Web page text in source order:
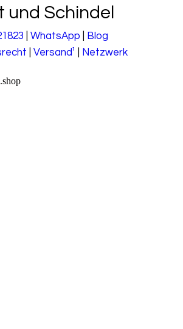
Schindel
WhatsApp
Blog
Versand¹ Netzwerk